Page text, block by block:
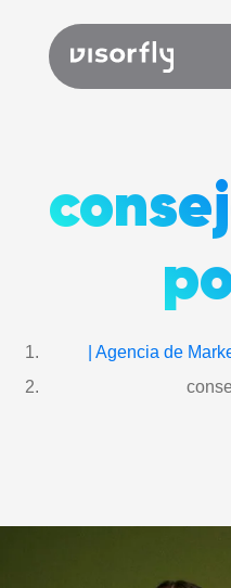
| Agencia de